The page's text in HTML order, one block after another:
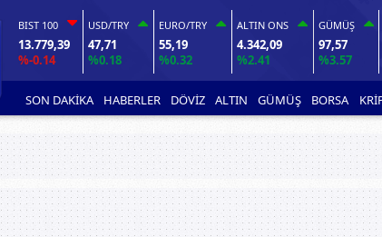
BIST 100
13.779,39
%-0.14
USD/TRY
47,71
%0.18
EURO/TRY
55,19
%0.32
ALTIN ONS
4.342,09
%2.41
GÜMÜŞ
97,57
%3.57
SON DAKİKA HABERLER DÖVİZ ALTIN GÜMÜŞ BORSA